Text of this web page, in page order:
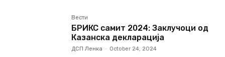
Вести
БРИКС самит 2024: Заклучоци од
Казанска декларација
ДСП Ленка - October 24, 2024